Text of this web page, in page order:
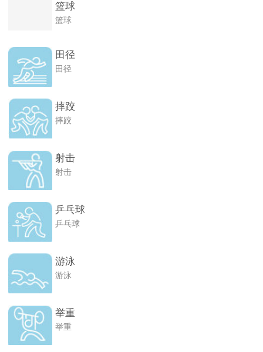
篮球
篮球
田径
田径
摔跤
摔跤
射击
射击
乒乓球
乒乓球
游泳
游泳
举重
举重